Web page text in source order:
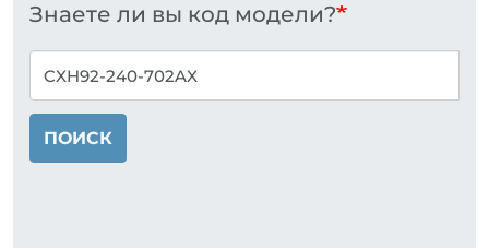
Знаете ли вы код модели?
ПОИСК